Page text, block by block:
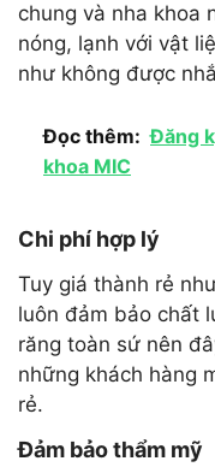
chung và nha khoa
nóng, lạnh với vật
như không được
Đọc thêm: Đăng
khoa MIC
Chi phí hợp lý
Tuy giá thành rẻ
luôn đảm bảo chất
răng toàn sứ nên
những khách hàng
rẻ.
Đảm bảo thẩm mỹ